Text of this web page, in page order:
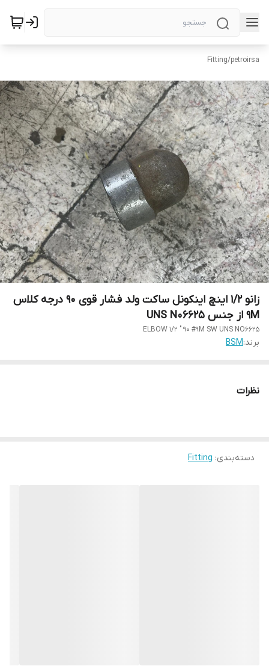
petroirsa
/
Fitting
زانو 1/2 اینچ اینکونل ساکت ولد فشار قوی 90 درجه کلاس
9M از جنس UNS N06625
ELBOW 1/2 " 90 #9M SW UNS NO6625
برند:BSM
نظرات
دسته‌بندی:
Fitting